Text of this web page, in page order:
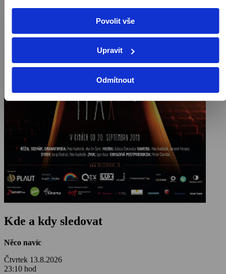
Povolit vše
Upravit
Odmítnout
Kde a kdy sledovat
Něco navíc
Čtvrtek 13.8.2026
23:10 hod